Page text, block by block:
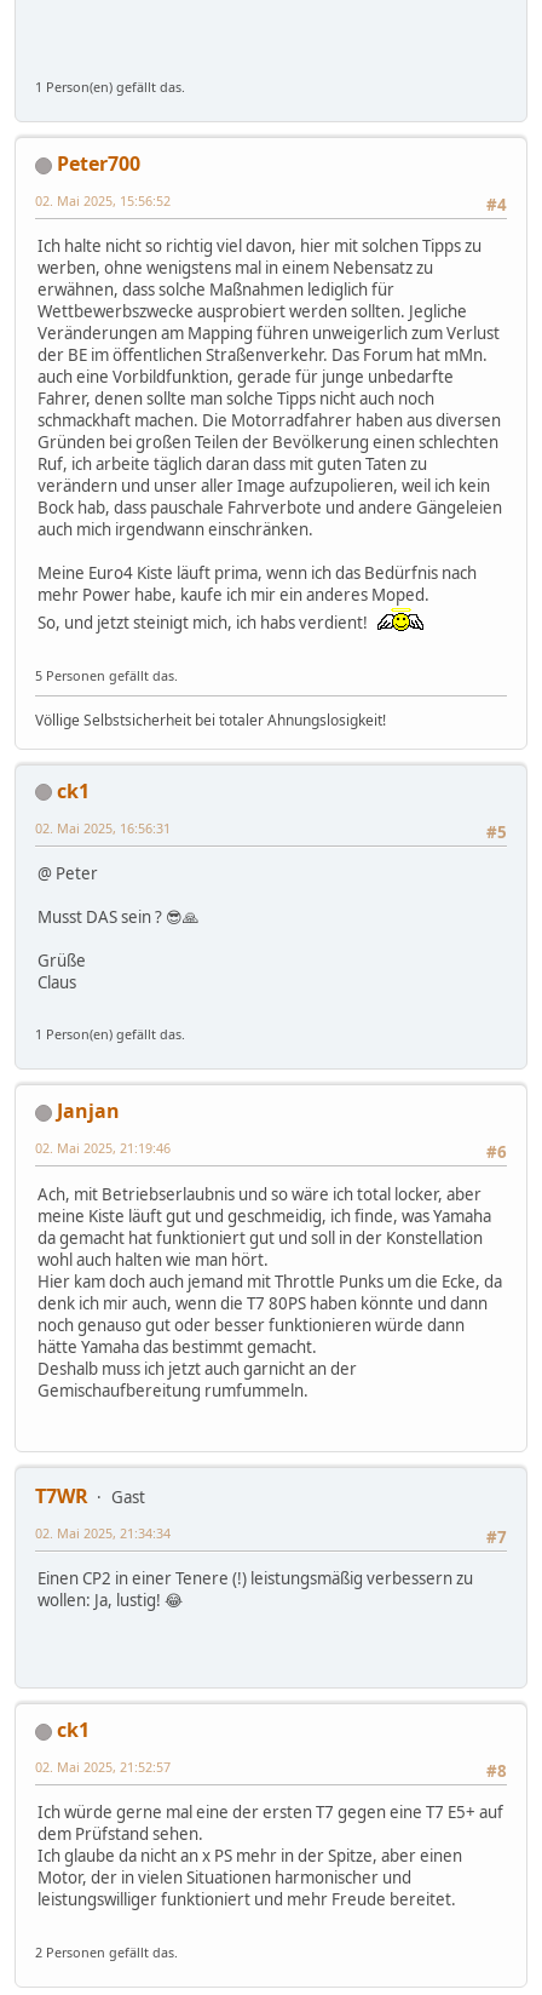
1 Person(en) gefällt das.
Peter700
#4
02. Mai 2025, 15:56:52
Ich halte nicht so richtig viel davon, hier mit solchen Tipps zu
werben, ohne wenigstens mal in einem Nebensatz zu
erwähnen, dass solche Maßnahmen lediglich für
Wettbewerbszwecke ausprobiert werden sollten. Jegliche
Veränderungen am Mapping führen unweigerlich zum Verlust
der BE im öffentlichen Straßenverkehr. Das Forum hat mMn.
auch eine Vorbildfunktion, gerade für junge unbedarfte
Fahrer, denen sollte man solche Tipps nicht auch noch
schmackhaft machen. Die Motorradfahrer haben aus diversen
Gründen bei großen Teilen der Bevölkerung einen schlechten
Ruf, ich arbeite täglich daran dass mit guten Taten zu
verändern und unser aller Image aufzupolieren, weil ich kein
Bock hab, dass pauschale Fahrverbote und andere Gängeleien
auch mich irgendwann einschränken.
Meine Euro4 Kiste läuft prima, wenn ich das Bedürfnis nach
mehr Power habe, kaufe ich mir ein anderes Moped.
So, und jetzt steinigt mich, ich habs verdient!
5 Personen gefällt das.
Völlige Selbstsicherheit bei totaler Ahnungslosigkeit!
ck1
#5
02. Mai 2025, 16:56:31
@ Peter
Musst DAS sein ? 😎🙏
Grüße
Claus
1 Person(en) gefällt das.
Janjan
#6
02. Mai 2025, 21:19:46
Ach, mit Betriebserlaubnis und so wäre ich total locker, aber
meine Kiste läuft gut und geschmeidig, ich finde, was Yamaha
da gemacht hat funktioniert gut und soll in der Konstellation
wohl auch halten wie man hört.
Hier kam doch auch jemand mit Throttle Punks um die Ecke, da
denk ich mir auch, wenn die T7 80PS haben könnte und dann
noch genauso gut oder besser funktionieren würde dann
hätte Yamaha das bestimmt gemacht.
Deshalb muss ich jetzt auch garnicht an der
Gemischaufbereitung rumfummeln.
T7WR
Gast
#7
02. Mai 2025, 21:34:34
Einen CP2 in einer Tenere (!) leistungsmäßig verbessern zu
wollen: Ja, lustig! 😂
ck1
#8
02. Mai 2025, 21:52:57
Ich würde gerne mal eine der ersten T7 gegen eine T7 E5+ auf
dem Prüfstand sehen.
Ich glaube da nicht an x PS mehr in der Spitze, aber einen
Motor, der in vielen Situationen harmonischer und
leistungswilliger funktioniert und mehr Freude bereitet.
2 Personen gefällt das.